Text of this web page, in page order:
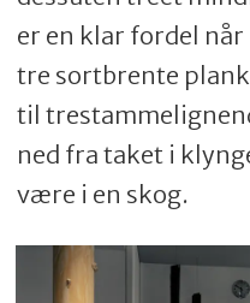
er en klar fordel når
tre sortbrente
til
ned fra taket i
være i en skog.